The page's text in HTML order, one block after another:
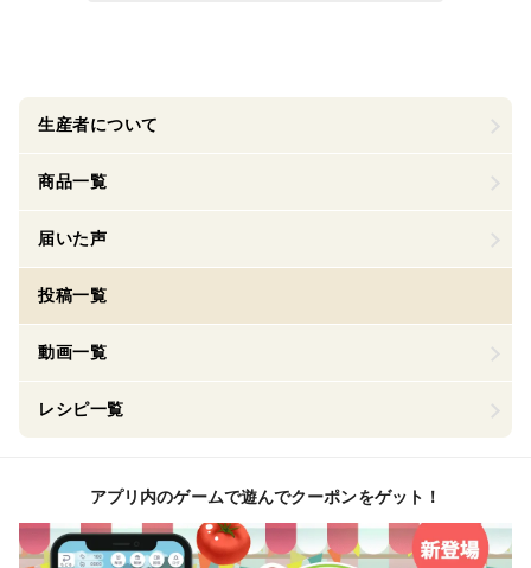
生産者について
商品一覧
届いた声
投稿一覧
動画一覧
レシピ一覧
アプリ内のゲームで遊んでクーポンをゲット！